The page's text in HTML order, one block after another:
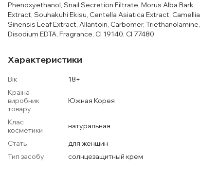
Phenoxyethanol, Snail Secretion Filtrate, Morus Alba Bark
Extract, Souhakuhi Ekisu, Centella Asiatica Extract, Camellia
Sinensis Leaf Extract, Allantoin, Carbomer, Triethanolamine,
Disodium EDTA, Fragrance, CI 19140, CI 77480.
Характеристики
Вік
18+
Країна-
виробник
товару
Южная Корея
Клас
косметики
натуральная
Стать
для женщин
Тип засобу
солнцезащитный крем